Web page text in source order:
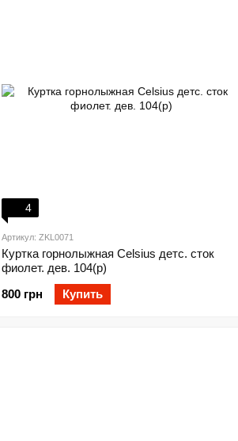
4
Артикул: ZKL0071
Куртка горнолыжная Celsius детс. сток
фиолет. дев. 104(р)
800 грн
Купить